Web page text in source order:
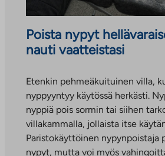
Poista nypyt
nauti vaatteistasi
Etenkin pehmeäkuituinen villa,
nyppyyntyy käytössä herkästi.
nyppiä pois sormin tai siihen
villakammalla, jollaista itse
Paristokäyttöinen nypynpoistaja
nypyt, mutta voi myös